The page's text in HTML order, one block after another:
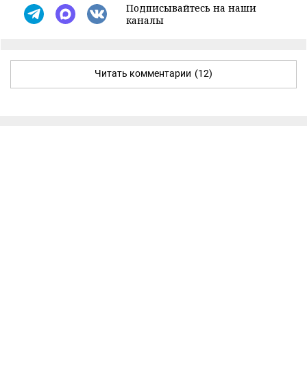
Подписывайтесь на наши
каналы
Читать комментарии (12)